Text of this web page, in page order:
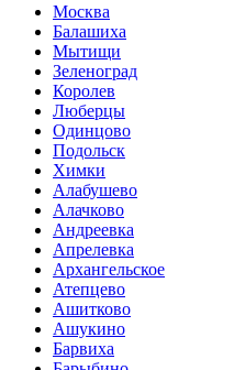
Москва
Балашиха
Мытищи
Зеленоград
Королев
Люберцы
Одинцово
Подольск
Химки
Алабушево
Алачково
Андреевка
Апрелевка
Архангельское
Атепцево
Ашитково
Ашукино
Барвиха